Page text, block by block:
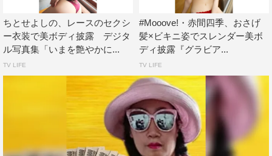
ちとせよしの、レースのセクシ
ー衣装で美ボディ披露 デジタ
ル写真集「いまを艶やかに...
TV LIFE
#Mooove!・赤間四季、おさげ
髪×ビキニ姿でスレンダー美ボ
ディ披露『グラビア...
TV LIFE